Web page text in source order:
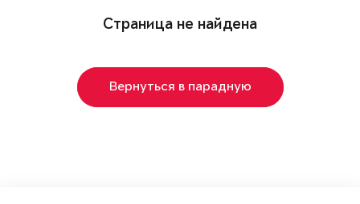
Страница не найдена
Вернуться в парадную